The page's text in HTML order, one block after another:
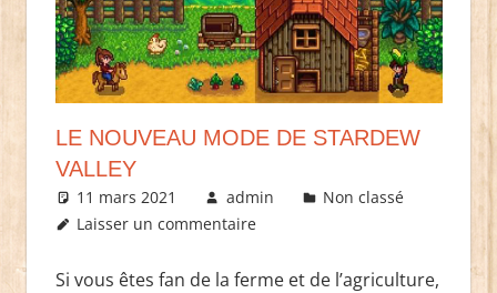
LE NOUVEAU MODE DE STARDEW
VALLEY
11 mars 2021 admin
Non classé
Laisser un commentaire
Si vous êtes fan de la ferme et de l’agriculture,